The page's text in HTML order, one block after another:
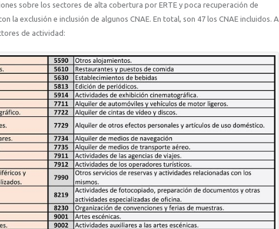
sobre los sectores de alta cobertura por ERTE y poca recuperación de
la exclusión e inclusión de algunos CNAE. En total, son 47 los CNAE incluidos. A
de actividad: